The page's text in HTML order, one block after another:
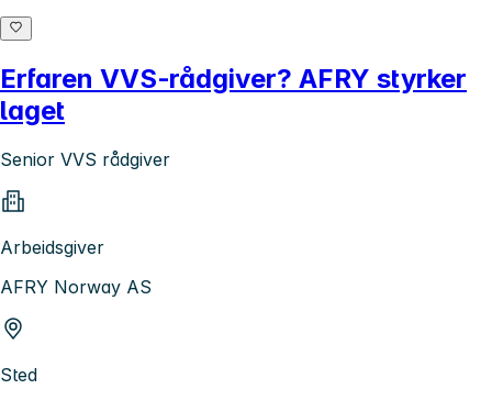
Erfaren VVS‑rådgiver? AFRY styrker
laget
Senior VVS rådgiver
Arbeidsgiver
AFRY Norway AS
Sted